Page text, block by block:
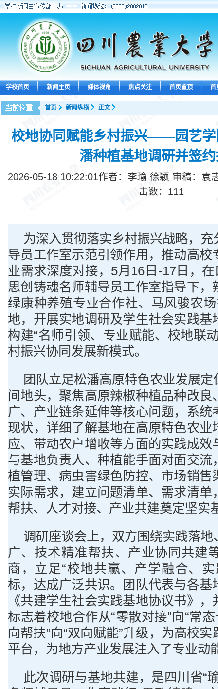
学校首页 新闻主页 媒体视角 焦点关注 首页置顶 首
首页 新闻纵横 正文
校地协同赋能乡村振兴——园艺学
潘种植基地调研并签
2026-05-18 10:22:01作者：李瑜 徐颖 审稿：袁
击数： 111
为深入贯彻落实乡村振兴战略，
导员工作室示范引领作用，推动高校
业需求深度对接，5月16日-17日，在
思创铸魂名师辅导员工作室指导下，
绿康种养殖专业合作社、马风骏农
地，开展实地调研及学生社会实践基
构建“名师引领、专业赋能、校地联
村振兴协同发展新模式。
团队立足松潘高原特色农业发展
间地头，聚焦高原辣椒种植品种改良
广、产业链条延伸等核心问题，系统
现状，详细了解基地在高原特色农业
应、带动农户增收等方面的实践成效
与基地负责人、种植能手面对面交流
植管理、病虫害绿色防控、市场销售
实际需求，建立问题清单、需求清单
帮扶、人才对接、产业共建奠定坚实
调研座谈会上，双方围绕实践落
广、技术精准帮扶、产业协同共建
商，立足“校地共赢、产学融合、
标，达成广泛共识。团队代表与各基
《共建学生社会实践基地协议书》
标志着校地合作从“零散对接”向“常
向帮扶”向“双向赋能”升级，为高校
平台，为地方产业发展注入了专业动
此次调研与基地共建，是四川省“